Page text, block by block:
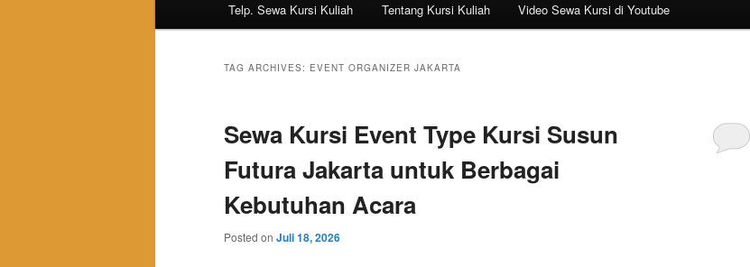
Telp. Sewa Kursi Kuliah Tentang Kursi Kuliah Video Sewa Kursi di Youtube
TAG ARCHIVES: EVENT ORGANIZER JAKARTA
Sewa Kursi Event Type Kursi Susun
Futura Jakarta untuk Berbagai
Kebutuhan Acara
Posted on Juli 18, 2026